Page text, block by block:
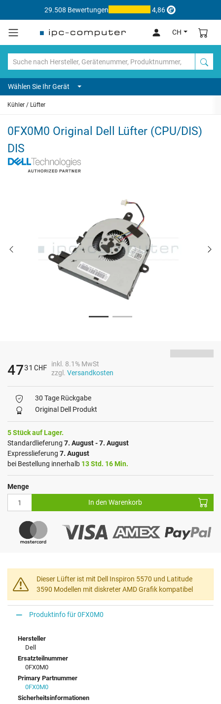
29.508 Bewertungen 4,86
CH
Wählen Sie Ihr Gerät
Kühler / Lüfter
0FX0M0 Original Dell Lüfter (CPU/DIS)
DIS
4731 CHF
inkl. 8.1% MwSt
zzgl. Versandkosten
30 Tage Rückgabe
Original Dell Produkt
5 Stück auf Lager.
Standardlieferung 7. August - 7. August
Expresslieferung 7. August
bei Bestellung innerhalb 13 Std. 16 Min.
Menge
In den Warenkorb
Dieser Lüfter ist mit Dell Inspiron 5570 und Latitude
3590 Modellen mit diskreter AMD Grafik kompatibel
Produktinfo für 0FX0M0
Hersteller
Dell
Ersatzteilnummer
0FX0M0
Primary Partnummer
0FX0M0
Sicherheitsinformationen